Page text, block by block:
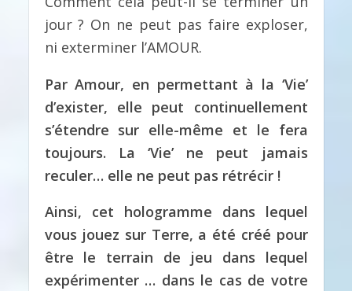
jour ? On ne peut pas faire exploser,
ni exterminer l’AMOUR.
Par Amour, en permettant à la ‘Vie’
d’exister, elle peut continuellement
s’étendre sur elle-même et le fera
toujours. La ‘Vie’ ne peut jamais
reculer… elle ne peut pas rétrécir !
Ainsi, cet hologramme dans lequel
vous jouez sur Terre, a été créé pour
être le terrain de jeu dans lequel
expérimenter … dans le cas de votre